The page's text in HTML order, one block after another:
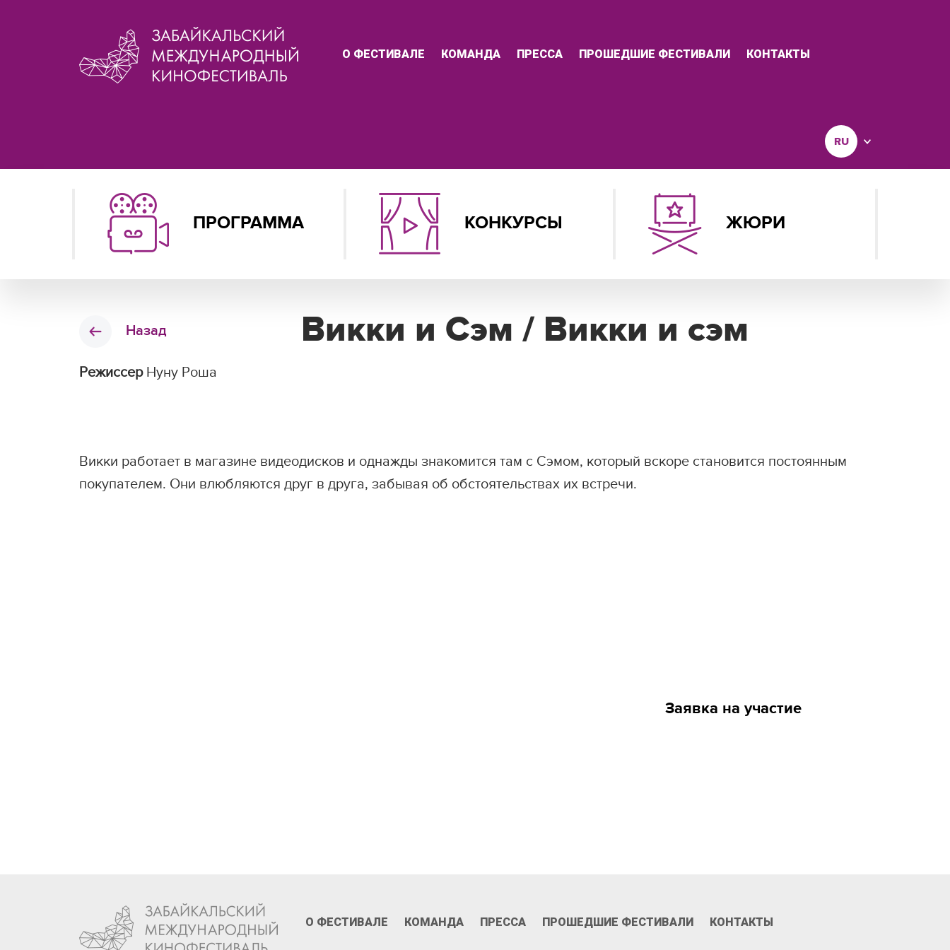
О ФЕСТИВАЛЕ КОМАНДА ПРЕССА ПРОШЕДШИЕ ФЕСТИВАЛИ КОНТАКТЫ
RU
ПРОГРАММА КОНКУРСЫ ЖЮРИ
Назад Викки и Сэм / Викки и сэм
РежиссерНуну Роша
Викки работает в магазине видеодисков и однажды знакомится там с Сэмом, который вскоре становится постоянным
покупателем. Они влюбляются друг в друга, забывая об обстоятельствах их встречи.
Заявка на участие
О ФЕСТИВАЛЕ КОМАНДА ПРЕССА ПРОШЕДШИЕ ФЕСТИВАЛИ КОНТАКТЫ